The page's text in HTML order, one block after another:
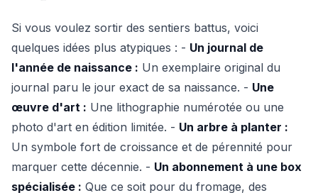
Si vous voulez sortir des sentiers battus, voici
quelques idées plus atypiques : - Un journal de
l'année de naissance : Un exemplaire original du
journal paru le jour exact de sa naissance. - Une
œuvre d'art : Une lithographie numérotée ou une
photo d'art en édition limitée. - Un arbre à planter :
Un symbole fort de croissance et de pérennité pour
marquer cette décennie. - Un abonnement à une box
spécialisée : Que ce soit pour du fromage, des